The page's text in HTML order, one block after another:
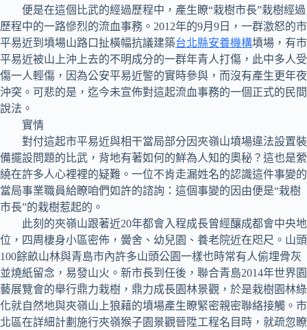
便是在這個比武的經過歷程中，產生瞭“栽樹市長”栽樹經過
歷程中的一路慘烈的流血事務。2012年的9月9日，一群激怒的市
平易近到墳場山路口扯橫幅抗議建築台北縣安養機構墳場，有市
平易近被山上沖上去的不明成分的一群年青人打傷，此中多人受
傷一人輕傷，因為公安平易近警的實時參與，而沒有產生更年夜
沖突。可悲的是，迄今未宣佈對這起流血事務的一個正式的民間
說法。
實情
對付這起市平易近與相干當局部分因夾嶺山墳場違法設置裝
備擺設問題的比武，背地有著如何的鮮為人知的奧秘？這也是縈
繞在許多人心裡裡的疑難。一位不肯走漏姓名的認識這件事變的
當局事業職員給瞭咱們如許的諮詢：這個事變的因由便是“栽樹
市長”的栽樹惹起的。
此刻的夾嶺山跟著近20年都會入程成長曾經釀成都會中央地
位，四周棲身小區密佈，黌舍、幼兒園、養老院近在咫尺。山頭
100餘畝山林與青島市內許多山頭公園一樣也時常有人偷埋骨灰
並燒紙留念，易發山火。新市長到任後，聯合青島2014年世界園
藝展覽會的舉行鼎力栽樹，鼎力成長園林景觀，於是栽樹園林綠
化就自然地與夾嶺山上狼藉的墳場產生瞭緊密親密聯絡接觸。市
北區在詳細計劃施行夾嶺猴子園景觀晉陞工程名目時，就疏忽瞭